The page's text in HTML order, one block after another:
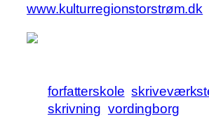
www.kulturregionstorstrøm.dk
forfatterskole
skrivning vordingborg